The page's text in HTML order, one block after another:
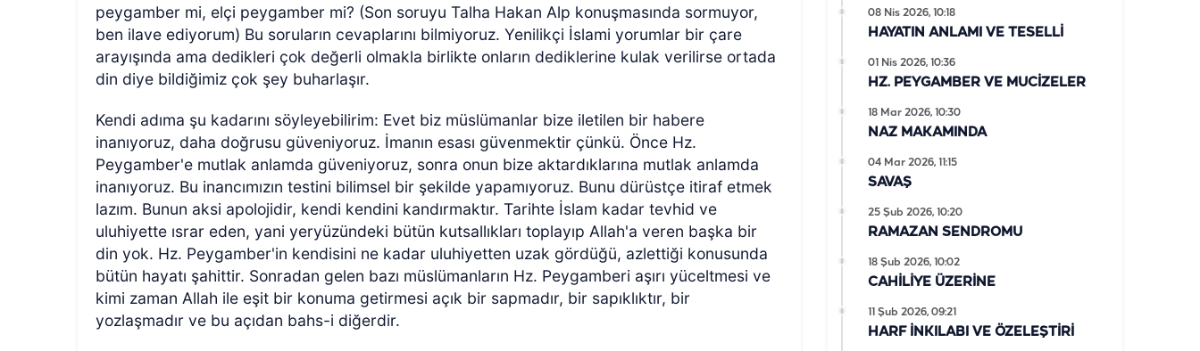
peygamber mi, elçi peygamber mi? (Son soruyu Talha Hakan Alp konuşmasında sormuyor,
ben ilave ediyorum) Bu soruların cevaplarını bilmiyoruz. Yenilikçi İslami yorumlar bir çare
arayışında ama dedikleri çok değerli olmakla birlikte onların dediklerine kulak verilirse ortada
din diye bildiğimiz çok şey buharlaşır.
Kendi adıma şu kadarını söyleyebilirim: Evet biz müslümanlar bize iletilen bir habere
inanıyoruz, daha doğrusu güveniyoruz. İmanın esası güvenmektir çünkü. Önce Hz.
Peygamber'e mutlak anlamda güveniyoruz, sonra onun bize aktardıklarına mutlak anlamda
inanıyoruz. Bu inancımızın testini bilimsel bir şekilde yapamıyoruz. Bunu dürüstçe itiraf etmek
lazım. Bunun aksi apolojidir, kendi kendini kandırmaktır. Tarihte İslam kadar tevhid ve
uluhiyette ısrar eden, yani yeryüzündeki bütün kutsallıkları toplayıp Allah'a veren başka bir
din yok. Hz. Peygamber'in kendisini ne kadar uluhiyetten uzak gördüğü, azlettiği konusunda
bütün hayatı şahittir. Sonradan gelen bazı müslümanların Hz. Peygamberi aşırı yüceltmesi ve
kimi zaman Allah ile eşit bir konuma getirmesi açık bir sapmadır, bir sapıklıktır, bir
yozlaşmadır ve bu açıdan bahs-i diğerdir.
HAYATIN ANLAMI VE TESELLİ
08 Nis 2026, 10:18
HZ. PEYGAMBER VE MUCİZELER
01 Nis 2026, 10:36
NAZ MAKAMINDA
18 Mar 2026, 10:30
SAVAŞ
04 Mar 2026, 11:15
RAMAZAN SENDROMU
25 Şub 2026, 10:20
CAHİLİYE ÜZERİNE
18 Şub 2026, 10:02
HARF İNKILABI VE ÖZELEŞTİRİ
11 Şub 2026, 09:21